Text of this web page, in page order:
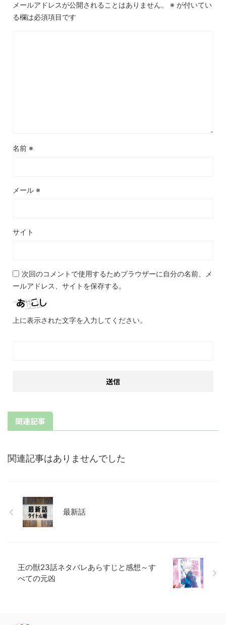
メールアドレスが公開されることはありません。 ※ が付いてい
る欄は必須項目です
名前 ※
メール ※
サイト
次回のコメントで使用するためブラウザーに自分の名前、メ
ールアドレス、サイトを保存する。
上に表示された文字を入力してください。
関連記事
関連記事はありませんでした
最新話
王の獣23話ネタバレあらすじと感想～す
べての元凶